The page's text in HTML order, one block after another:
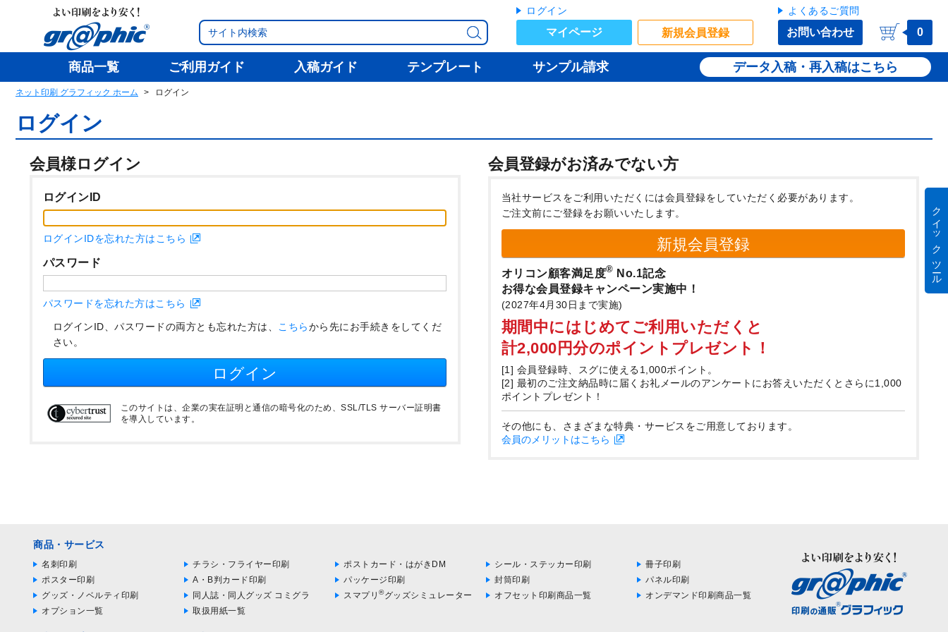
ログイン
マイページ 新規会員登録
よくあるご質問
お問い合わせ 0
商品一覧 ご利用ガイド 入稿ガイド テンプレート サンプル請求 データ入稿・再入稿
ネット印刷 グラフィック ホーム ログイン
ログイン
会員様ログイン 会員登録がお済みでない方
ログインID
ログインIDを忘れた方はこちら
パスワード
パスワードを忘れた方はこちら
ログインID、パスワードの両方とも忘れた方は、 こちらから先にお手続きをしてくだ
さい。
ログイン
このサイトは、企業の実在証明と通信の暗号化のため、SSL/TLS サーバー証明書
を導入しています。
当社サービスをご利用いただくには会員登録をしていただく必要があります。
ご注文前にご登録をお願いいたします。
新規会員登録
オリコン顧客満足度® No.1記念
お得な会員登録キャンペーン実施中！
(2027年4月30日まで実施)
期間中にはじめてご利用いただくと
計2,000円分のポイントプレゼント！
[1] 会員登録時、スグに使える1,000ポイント。
[2] 最初のご注文納品時に届くお礼メールのアンケートにお答えいただくとさらに1,000
ポイントプレゼント！
その他にも、さまざまな特典・サービスをご用意しております。
会員のメリットはこちら
商品・サービス
名刺印刷 チラシ・フライヤー印刷 ポストカード・はがきDM シール・ステッカー印刷
冊子印刷
ポスター印刷
A・B判カード印刷 パッケージ印刷 封筒印刷
パネル印刷
グッズ・ノベルティ印刷
同人誌・同人グッズ コミグラ スマプリ ®グッズシミュレーター オフセット印刷商品一覧
オンデマンド印刷商品一覧
オプション一覧
取扱用紙一覧
クイック ツール